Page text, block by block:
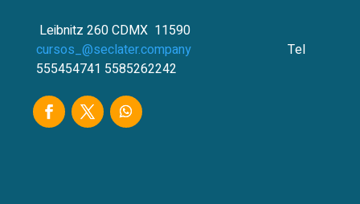
Leibnitz 260 CDMX 11590
cursos_@seclater.companyTel
555454741 5585262242